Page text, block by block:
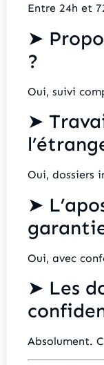
Entre 24h et
➤
?
Oui, suivi
➤
Oui, dossiers
➤
Oui, avec
➤ Les
Absolument.